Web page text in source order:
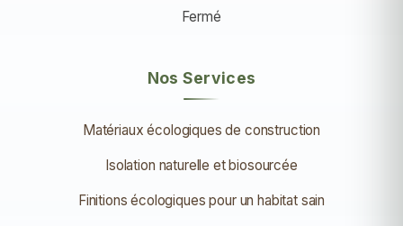
Fermé
Nos Services
Matériaux écologiques de construction
Isolation naturelle et biosourcée
Finitions écologiques pour un habitat sain